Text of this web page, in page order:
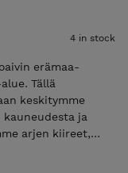
4 in stock
erämaa-
Tällä
keskitymme
ja
arjen kiireet,